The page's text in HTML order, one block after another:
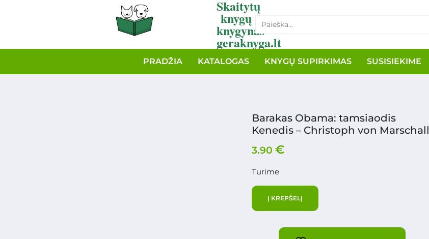
Skaitytų
knygų
knygynas
geraknyga.lt
PRADŽIA KATALOGAS KNYGŲ SUPIRKIMAS SUSISIEKIME
Barakas Obama: tamsiaodis
Kenedis – Christoph von Marschall
3.90 €
Turime
Į KREPŠELĮ